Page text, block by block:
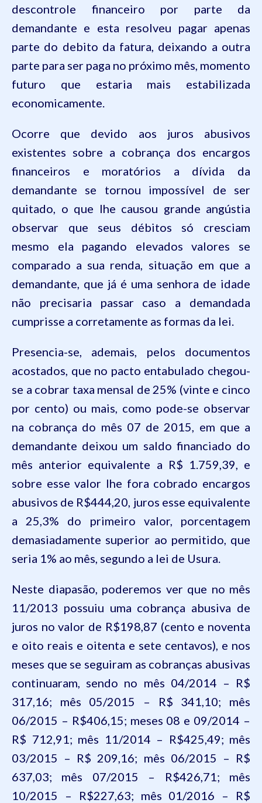
descontrole financeiro por parte da
demandante e esta resolveu pagar apenas
parte do debito da fatura, deixando a outra
parte para ser paga no próximo mês, momento
futuro que estaria mais estabilizada
economicamente.
Ocorre que devido aos juros abusivos
existentes sobre a cobrança dos encargos
financeiros e moratórios a dívida da
demandante se tornou impossível de ser
quitado, o que lhe causou grande angústia
observar que seus débitos só cresciam
mesmo ela pagando elevados valores se
comparado a sua renda, situação em que a
demandante, que já é uma senhora de idade
não precisaria passar caso a demandada
cumprisse a corretamente as formas da lei.
Presencia-se, ademais, pelos documentos
acostados, que no pacto entabulado chegou-
se a cobrar taxa mensal de 25% (vinte e cinco
por cento) ou mais, como pode-se observar
na cobrança do mês 07 de 2015, em que a
demandante deixou um saldo financiado do
mês anterior equivalente a R$ 1.759,39, e
sobre esse valor lhe fora cobrado encargos
abusivos de R$444,20, juros esse equivalente
a 25,3% do primeiro valor, porcentagem
demasiadamente superior ao permitido, que
seria 1% ao mês, segundo a lei de Usura.
Neste diapasão, poderemos ver que no mês
11/2013 possuiu uma cobrança abusiva de
juros no valor de R$198,87 (cento e noventa
e oito reais e oitenta e sete centavos), e nos
meses que se seguiram as cobranças abusivas
continuaram, sendo no mês 04/2014 – R$
317,16; mês 05/2015 – R$ 341,10; mês
06/2015 – R$406,15; meses 08 e 09/2014 –
R$ 712,91; mês 11/2014 – R$425,49; mês
03/2015 – R$ 209,16; mês 06/2015 – R$
637,03; mês 07/2015 – R$426,71; mês
10/2015 – R$227,63; mês 01/2016 – R$